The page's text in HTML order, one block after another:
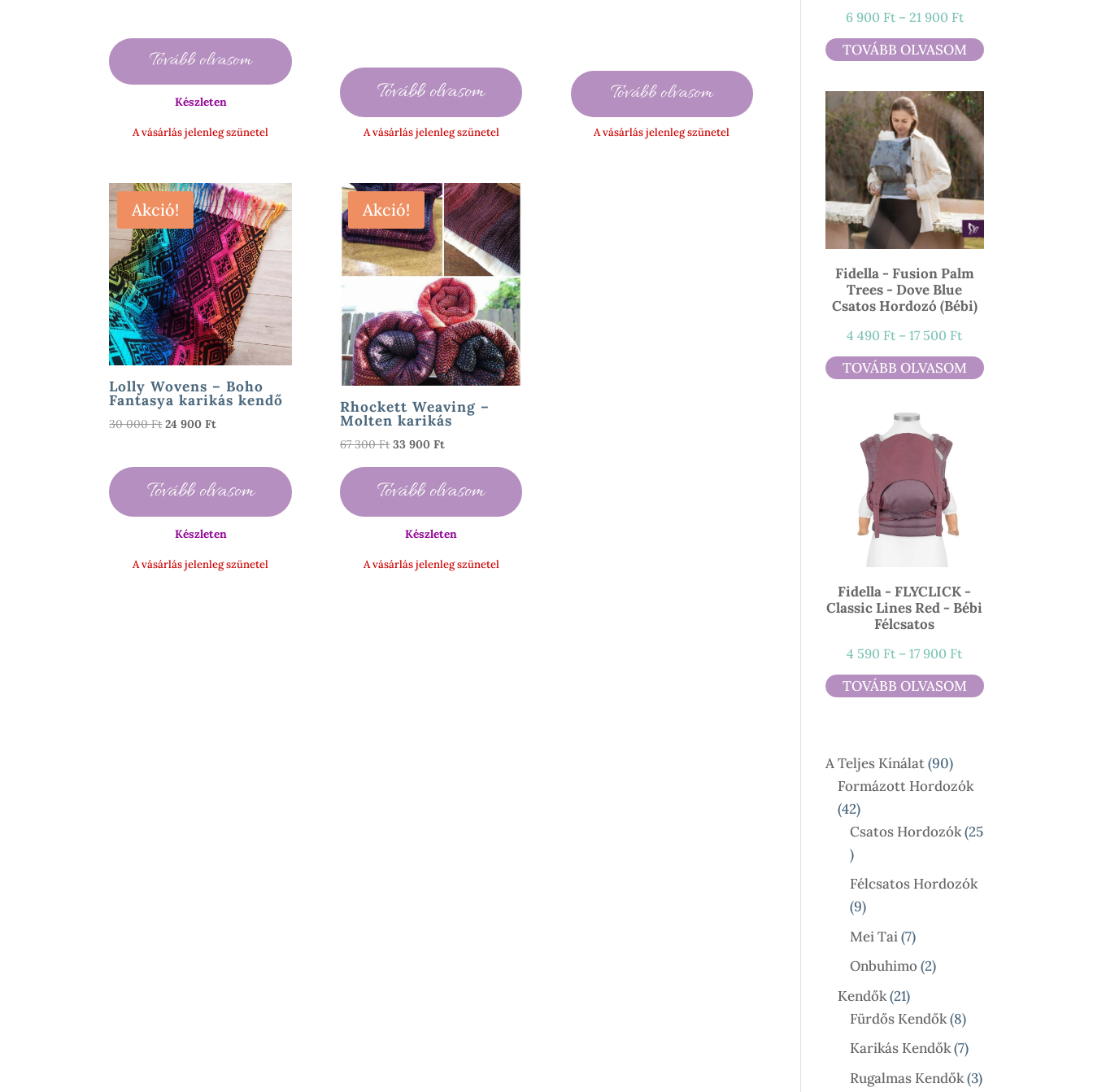
-
15
Tovább olvasom
Készleten
A vásárlás jelenleg szünetel
000 Ft.
900 Ft.
Tovább olvasom
A vásárlás jelenleg szünetel
Tovább olvasom
A vásárlás jelenleg szünetel
Akció!
Lolly Wovens – Boho
Fantasya karikás kendő
30 000FtOriginal
000 Ft.
24 900FtCurrent
24
900 Ft.
Tovább olvasom
Készleten
A vásárlás jelenleg szünetel
Akció!
Rhockett Weaving –
Molten karikás
67 300Ft Original
was:
67
300 Ft.
33 900 FtCurrent
is:
33
900 Ft.
Tovább olvasom
Készleten
A vásárlás jelenleg szünetel
6 900 Ft – 21 900 FtÁrtartomány:
6
900 Ft
21
900 Ft
TOVÁBB OLVASOM
Fidella - Fusion Palm
Trees - Dove Blue
Csatos Hordozó (bébi)
4 490 Ft – 17 500 FtÁrtartomány:
4
490 Ft
TOVÁBB OLVASOM
Fidella - FLYCLICK -
Classic Lines Red - Bébi
Félcsatos
4 590 Ft – 17 900 FtÁrtartomány:
4
590 Ft
TOVÁBB OLVASOM
A Teljes Kínálat 9090
Termék
Formázott Hordozók
4242
Termék
Csatos Hordozók 25
25
Termék
Félcsatos Hordozók
99
Termék
Mei Tai 77
Termék
Onbuhimo 22
Kendők 2121
Termék
Fürdős Kendők 88
Termék
Karikás Kendők 77
Termék
Rugalmas Kendők 33